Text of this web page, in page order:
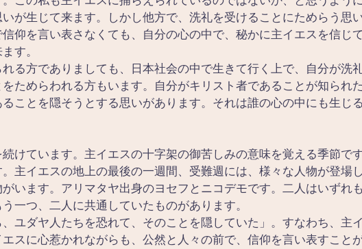
が生じて来ます。しかし他方で、洗礼を受けることにためらう思
仰を言い表さなくても、自分の心の中で、秘かに主イエスを信じ
す。
る方でありましても、日本社会の中で生きて行く上で、自分が洗
ためらわれる方もいます。自分がキリスト者であることが知られ
ことを隠そうとする思いがあります。それは誰の心の中にも生じ
けています。主イエスの十字架の御苦しみの意味を覚える季節で
主イエスの地上の最後の一週間、受難週には、様々な人物が登場
います。アリマタヤ出身のヨセフとニコデモです。二人はいずれ
一つ、二人に共通していたものがあります。
、ユダヤ人たちを恐れて、そのことを隠していた」。すなわち、主
スに心惹かれながらも、公然と人々の前で、信仰を言い表すこと